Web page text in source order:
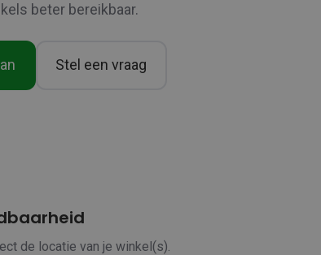
beter bereikbaar.
Stel een vraag
de locatie van je winkel(s).